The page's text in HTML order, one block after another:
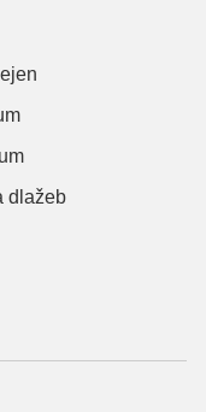
dlažeb